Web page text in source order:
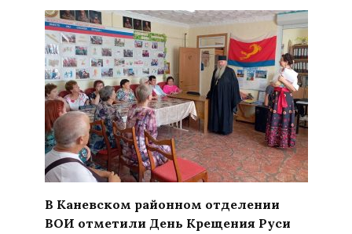
В Каневском районном отделении
ВОИ отметили День Крещения Руси